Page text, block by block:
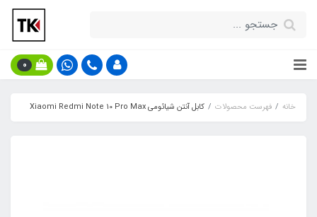
0
خانه فهرست محصولات کابل آنتن شیائومی Xiaomi Redmi Note 10 Pro Max